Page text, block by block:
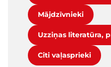
Mājdzīvnieki
Uzziņas literatūra,
Citi vaļasprieki